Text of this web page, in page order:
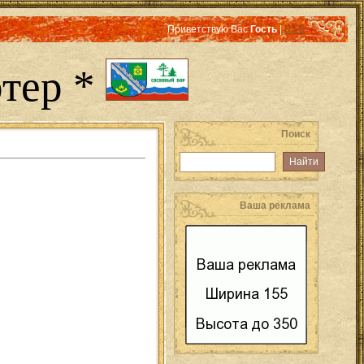
Приветствую Вас Гость|RSS
*
Поиск
Ваша реклама